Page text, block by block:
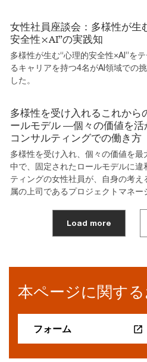
女性社員座談会：多様性が生
安全性×AI”の実践知
多様性が生む“心理的安全性×AI”を
るキャリアを持つ4名がAI領域での
した。
多様性を受け入れるこれから
ールモデル ―個々の価値を活
コンサルティングでの働き方
多様性を受け入れ、個々の価値を最
中で、固定されたロールモデルに
ティングの女性社員が、自身の考
属の上司であるプロジェクトマネー
Load more
本ページに関す
フォーム